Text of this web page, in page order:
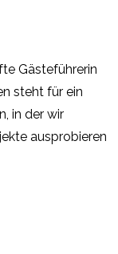
Gästeführerin
steht für ein
in der wir
ausprobieren